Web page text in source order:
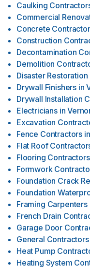
Caulking
Commercial
Concrete
Construction
Decontamination
Demolition
Disaster
Drywall Finishers in
Drywall Installation
Electricians in
Excavation
Fence Contractors in
Flat Roof
Flooring Contractors
Formwork
Foundation Crack
Foundation
Framing Carpenters
French Drain
Garage Door
General Contractors
Heat Pump
Heating System